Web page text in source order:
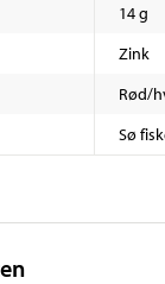
14 g
Zink
Rød/
Sø